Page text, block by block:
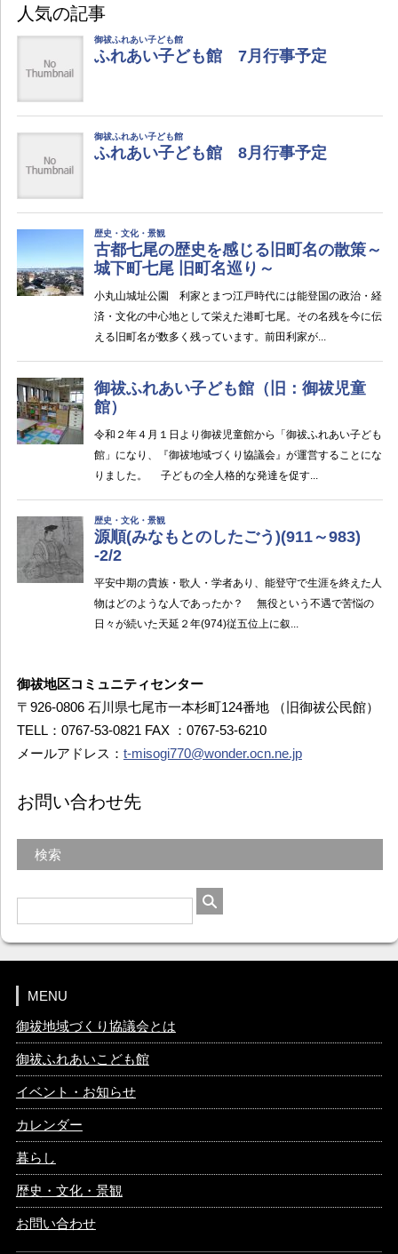
人気の記事
御祓地区コミュニティセンター
〒926-0806 石川県七尾市一本杉町124番地 （旧御祓公民館）
TELL：0767-53-0821 FAX ：0767-53-6210
メールアドレス： t-misogi770@wonder.ocn.ne.jp
お問い合わせ先
検索
MENU
御祓地域づくり協議会とは
御祓ふれあいこども館
イベント・お知らせ
カレンダー
暮らし
歴史・文化・景観
お問い合わせ